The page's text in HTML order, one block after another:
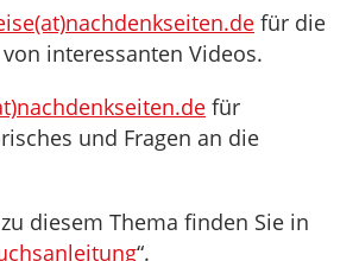
für die
interessanten Videos.
für
und Fragen an die
diesem Thema finden Sie in
“.